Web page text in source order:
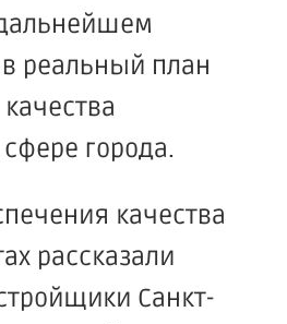
реальный план
города.
качества
рассказали
Санкт-